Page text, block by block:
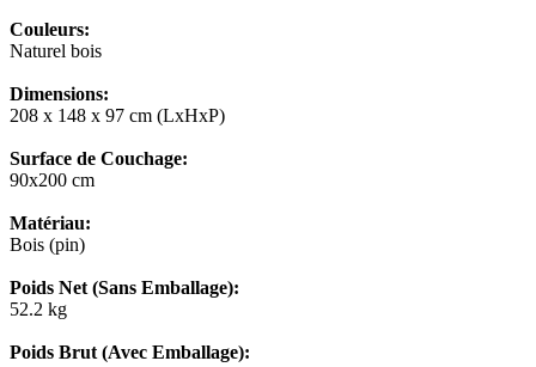
Couleurs:
Naturel bois
Dimensions:
208 x 148 x 97 cm (LxHxP)
Surface de Couchage:
90x200 cm
Matériau:
Bois (pin)
Poids Net (Sans Emballage):
52.2 kg
Poids Brut (Avec Emballage):